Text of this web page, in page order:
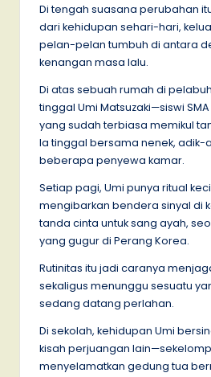
Di tengah suasana perubahan
dari kehidupan sehari-hari,
pelan-pelan tumbuh di antara
kenangan masa lalu.
Di atas sebuah rumah di
tinggal Umi Matsuzaki—siswi
yang sudah terbiasa memikul
Ia tinggal bersama nenek, adik-
beberapa penyewa kamar.
Setiap pagi, Umi punya ritual
mengibarkan bendera sinyal di
tanda cinta untuk sang ayah,
yang gugur di Perang Korea.
Rutinitas itu jadi caranya
sekaligus menunggu sesuatu
sedang datang perlahan.
Di sekolah, kehidupan Umi
kisah perjuangan
menyelamatkan gedung tua